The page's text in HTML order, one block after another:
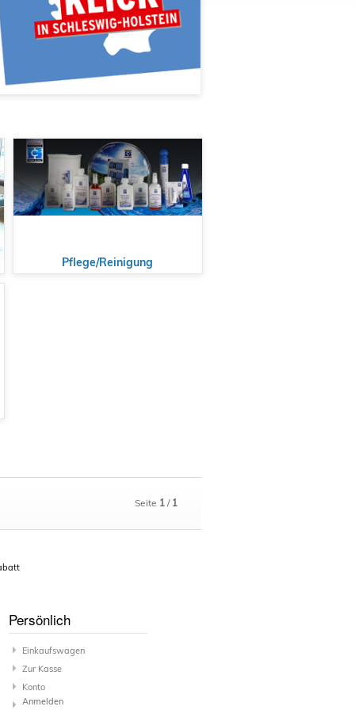
Pflege/Reinigung
Seite 1/ 1
Persönlich
Einkaufswagen
Zur Kasse
Konto
Anmelden